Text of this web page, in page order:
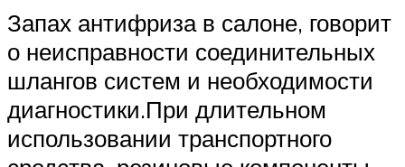
Запах антифриза в салоне, говорит
о неисправности соединительных
шлангов систем и необходимости
диагностики.При длительном
использовании транспортного